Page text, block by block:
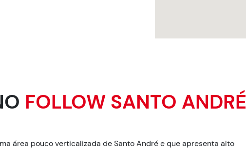
FOLLOW SANTO ANDRÉ
área pouco verticalizada de Santo André e que apresenta alto